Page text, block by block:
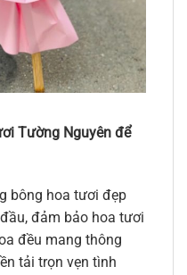
Tường Nguyên để
bông hoa tươi đẹp
đảm bảo hoa tươi
đều mang thông
tải trọn vẹn tình